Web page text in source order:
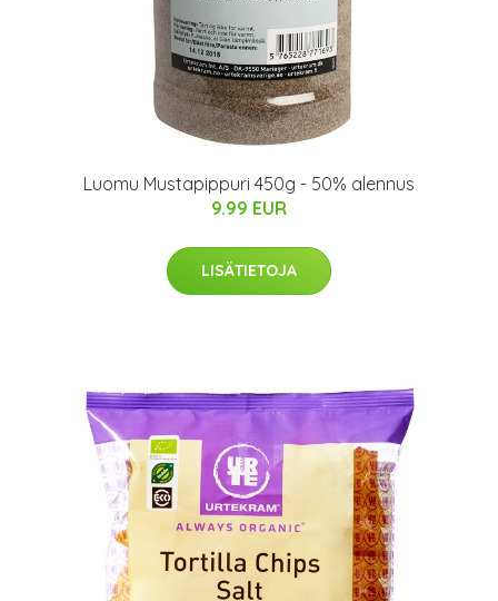
Luomu Mustapippuri 450g - 50% alennus
9.99 EUR
LISÄTIETOJA